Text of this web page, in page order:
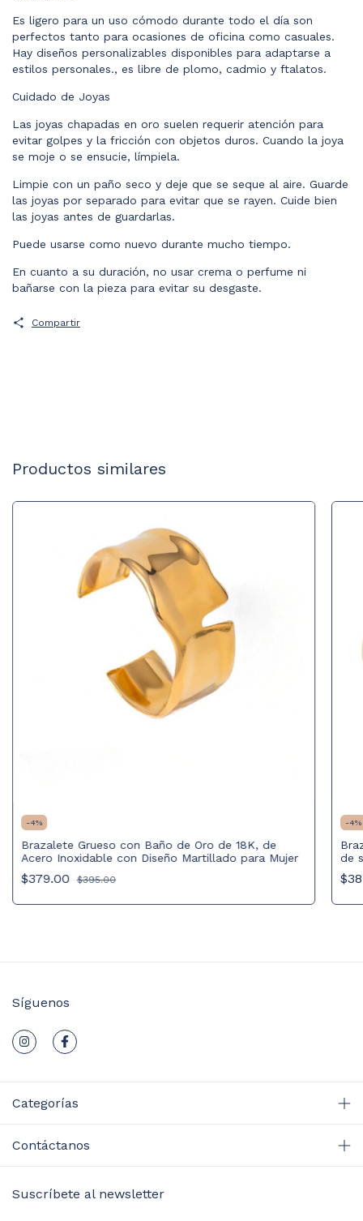
Es ligero para un uso cómodo durante todo el día son
perfectos tanto para ocasiones de oficina como casuales.
Hay diseños personalizables disponibles para adaptarse a
estilos personales., es libre de plomo, cadmio y ftalatos.
Cuidado de Joyas
Las joyas chapadas en oro suelen requerir atención para
evitar golpes y la fricción con objetos duros. Cuando la joya
se moje o se ensucie, límpiela.
Limpie con un paño seco y deje que se seque al aire. Guarde
las joyas por separado para evitar que se rayen. Cuide bien
las joyas antes de guardarlas.
Puede usarse como nuevo durante mucho tiempo.
En cuanto a su duración, no usar crema o perfume ni
bañarse con la pieza para evitar su desgaste.
Compartir
Productos similares
-4%
Brazalete Grueso con Baño de Oro de 18K, de
Acero Inoxidable con Diseño Martillado para Mujer
$379.00 $395.00
-4%
de
Síguenos
Categorías
Contáctanos
Suscríbete al newsletter